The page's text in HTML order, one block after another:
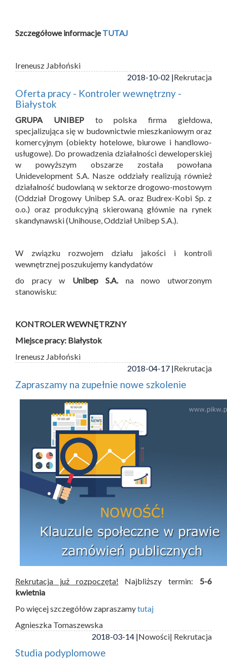
Szczegółowe informacjeTUTAJ
Ireneusz Jabłoński
2018-10-02 |Rekrutacja
Oferta pracy - Kontroler wewnętrzny -
Białystok
GRUPA UNIBEPto polska firma giełdowa,
specjalizująca się w budownictwie mieszkaniowym oraz
komercyjnym (obiekty hotelowe, biurowe i handlowo-
usługowe). Do prowadzenia działalności deweloperskiej
w powyższym obszarze została powołana
Unidevelopment S.A. Nasze oddziały realizują również
działalność budowlaną w sektorze drogowo-mostowym
(Oddział Drogowy Unibep S.A. oraz Budrex-Kobi Sp. z
o.o.) oraz produkcyjną skierowaną głównie na rynek
skandynawski (Unihouse, Oddział Unibep S.A.).
W związku rozwojem działu jakości i kontroli
wewnętrznej poszukujemy kandydatów
do pracy w Unibep S.A. na nowo utworzonym
stanowisku:
KONTROLER WEWNĘTRZNY
Miejsce pracy: Białystok
Ireneusz Jabłoński
2018-04-17 |Rekrutacja
Zapraszamy na zupełnie nowe szkolenie
Rekrutacja już rozpoczęta! Najbliższy termin: 5-6
kwietnia
Po więcej szczegółów zapraszamytutaj
Agnieszka Tomaszewska
2018-03-14 |Nowości| Rekrutacja
Studia podyplomowe